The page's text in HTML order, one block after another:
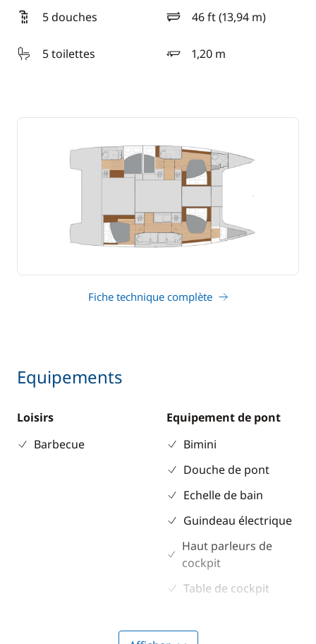
5 douches 46 ft (13,94 m)
longueur
5 toilettes
1,20 m
tirant d'eau
Fiche technique complète
Equipements
Loisirs
Barbecue
Equipement de pont
Bimini
Douche de pont
Echelle de bain
Guindeau électrique
Haut parleurs de
cockpit
Table de cockpit